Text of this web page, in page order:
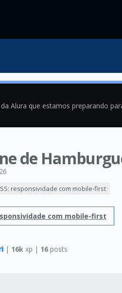
Alura que estamos preparando
de
responsividade com mobile-first
com mobile-first
| 16k xp | 16posts